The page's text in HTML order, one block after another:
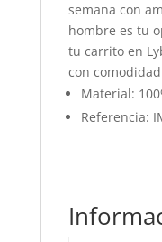
semana con
hombre es tu
tu carrito en
con
Material:
Referencia: